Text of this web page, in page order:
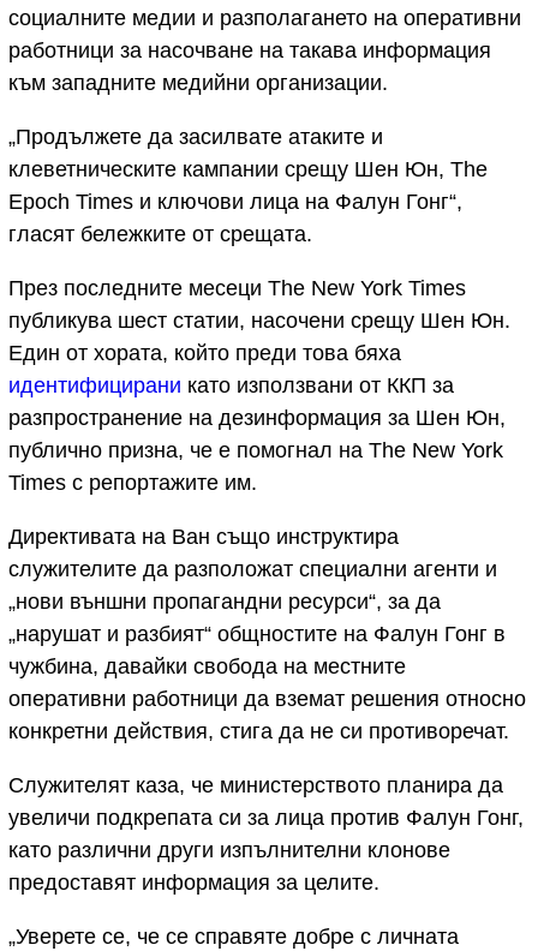
социалните медии и разполагането на оперативни
работници за насочване на такава информация
към западните медийни организации.
„Продължете да засилвате атаките и
клеветническите кампании срещу Шен Юн, The
Epoch Times и ключови лица на Фалун Гонг“,
гласят бележките от срещата.
През последните месеци The New York Times
публикува шест статии, насочени срещу Шен Юн.
Един от хората, който преди това бяха
идентифицирани като използвани от ККП за
разпространение на дезинформация за Шен Юн,
публично призна, че е помогнал на The New York
Times с репортажите им.
Директивата на Ван също инструктира
служителите да разположат специални агенти и
„нови външни пропагандни ресурси“, за да
„нарушат и разбият“ общностите на Фалун Гонг в
чужбина, давайки свобода на местните
оперативни работници да вземат решения относно
конкретни действия, стига да не си противоречат.
Служителят каза, че министерството планира да
увеличи подкрепата си за лица против Фалун Гонг,
като различни други изпълнителни клонове
предоставят информация за целите.
„Уверете се, че се справяте добре с личната